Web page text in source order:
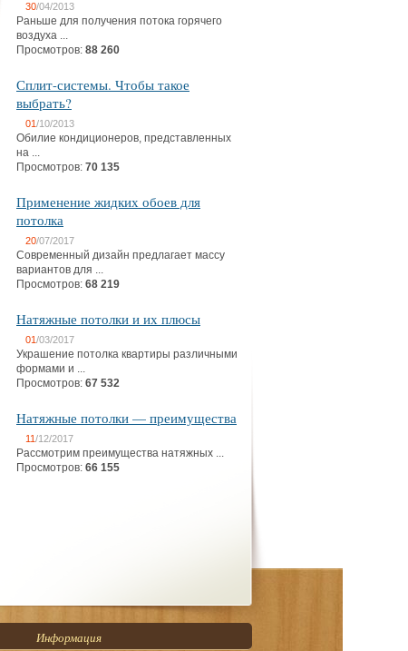
30/04/2013
Раньше для получения потока горячего
воздуха ...
Просмотров: 88 260
Сплит-системы. Чтобы такое
выбрать?
01/10/2013
Обилие кондиционеров, представленных
на ...
Просмотров: 70 135
Применение жидких обоев для
потолка
20/07/2017
Современный дизайн предлагает массу
вариантов для ...
Просмотров: 68 219
Натяжные потолки и их плюсы
01/03/2017
Украшение потолка квартиры различными
формами и ...
Просмотров: 67 532
Натяжные потолки — преимущества
11/12/2017
Рассмотрим преимущества натяжных ...
Просмотров: 66 155
Информация